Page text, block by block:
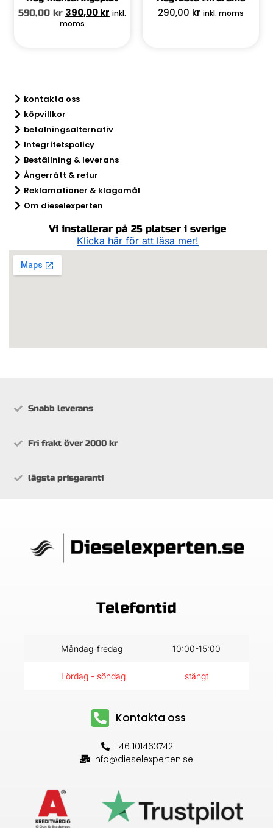
590,00kr 390,00kr inkl.
moms
290,00 kr inkl. moms
kontakta oss
köpvillkor
betalningsalternativ
Integritetspolicy
Beställning & leverans
Ångerrätt & retur​
Reklamationer & klagomål
Om dieselexperten
Vi installerar på 25 platser i sverige
Klicka här för att läsa mer!
Snabb leverans
Fri frakt över 2000 kr
lägsta prisgaranti
Telefontid
Måndag-fredag 10:00-15:00
Lördag - söndag stängt
Kontakta oss
+46 101463742
Info@dieselexperten.se